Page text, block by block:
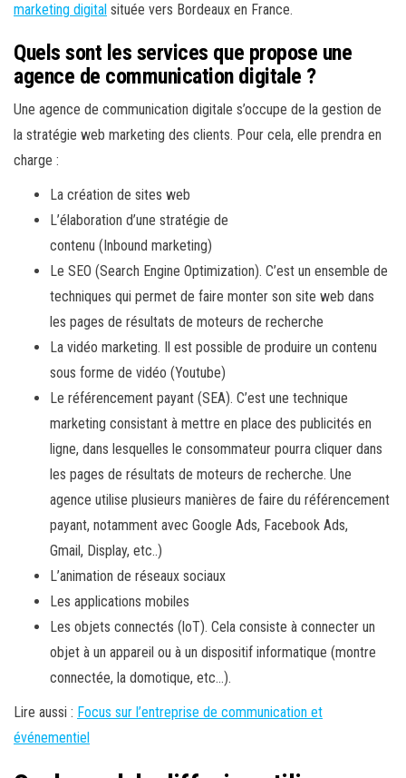
marketing digital située vers Bordeaux en France.
Quels sont les services que propose une
agence de communication digitale ?
Une agence de communication digitale s’occupe de la gestion de
la stratégie web marketing des clients. Pour cela, elle prendra en
charge :
La création de sites web
L’élaboration d’une stratégie de
contenu (Inbound marketing)
Le SEO (Search Engine Optimization). C’est un ensemble de
techniques qui permet de faire monter son site web dans
les pages de résultats de moteurs de recherche
La vidéo marketing. Il est possible de produire un contenu
sous forme de vidéo (Youtube)
Le référencement payant (SEA). C’est une technique
marketing consistant à mettre en place des publicités en
ligne, dans lesquelles le consommateur pourra cliquer dans
les pages de résultats de moteurs de recherche. Une
agence utilise plusieurs manières de faire du référencement
payant, notamment avec Google Ads, Facebook Ads,
Gmail, Display, etc..)
L’animation de réseaux sociaux
Les applications mobiles
Les objets connectés (loT). Cela consiste à connecter un
objet à un appareil ou à un dispositif informatique (montre
connectée, la domotique, etc…).
Lire aussi : Focus sur l’entreprise de communication et
événementiel